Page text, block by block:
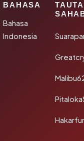
BAHASA
Bahasa
Indonesia